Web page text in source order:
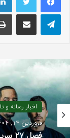
تلگرام اشتراک گذاری با ایمیل
اخبار رسانه و
فروردین 14, 1404